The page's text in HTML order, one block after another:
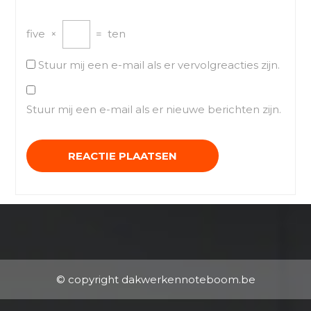
five × = ten
Stuur mij een e-mail als er vervolgreacties zijn.
Stuur mij een e-mail als er nieuwe berichten zijn.
© copyright dakwerkennoteboom.be